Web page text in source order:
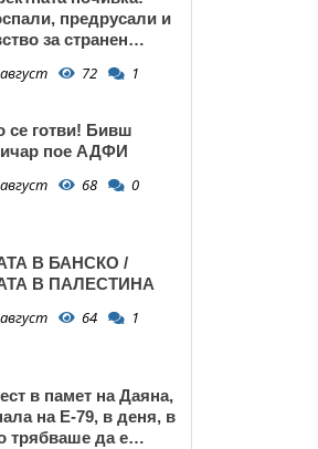
предрусали и
за странен
72 1
се готви! Бивш
пое АДФИ
68 0
В БАНСКО /
В ПАЛЕСТИНА
64 1
в памет на Даяна,
на Е-79, в деня, в
трябваше да е